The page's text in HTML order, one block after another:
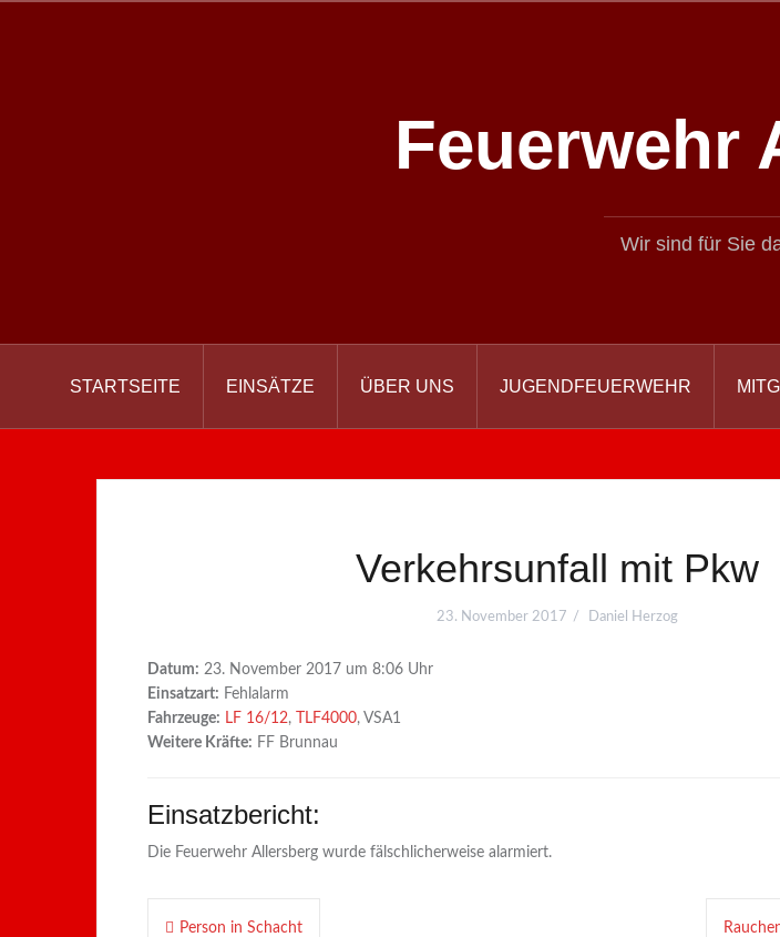
Feuerwehr
Wir sind für Sie
STARTSEITE EINSÄTZE ÜBER UNS JUGENDFEUERWEHR
Verkehrsunfall mit Pkw
23. November 2017 Daniel Herzog
Datum: 23. November 2017 um 8:06 Uhr
Einsatzart: Fehlalarm
Fahrzeuge: LF 16/12, TLF4000, VSA1
Weitere Kräfte: FF Brunnau
Einsatzbericht:
Die Feuerwehr Allersberg wurde fälschlicherweise alarmiert.
Beitragsnavigation
Person in Schacht